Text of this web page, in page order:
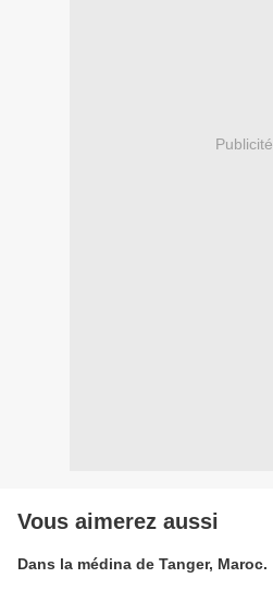
Publicité
Vous aimerez aussi
Dans la médina de Tanger, Maroc.